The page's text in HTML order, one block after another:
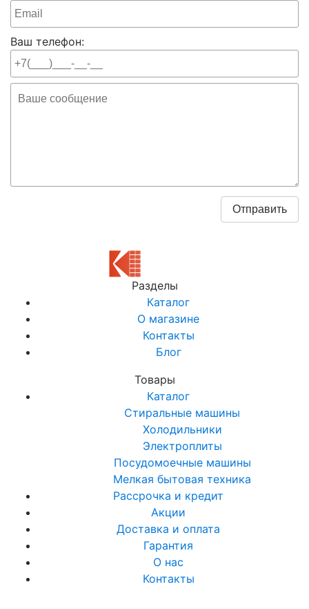
Ваш телефон:
Разделы
Каталог
О магазине
Контакты
Блог
Товары
Каталог
Стиральные машины
Холодильники
Электроплиты
Посудомоечные машины
Мелкая бытовая техника
Рассрочка и кредит
Акции
Доставка и оплата
Гарантия
О нас
Контакты